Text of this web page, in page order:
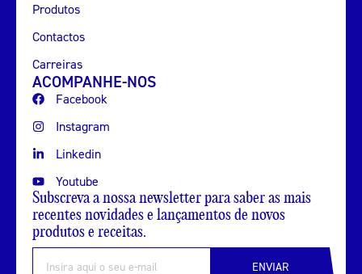
Produtos
Contactos
Carreiras
ACOMPANHE-NOS
Facebook
Instagram
Linkedin
Youtube
Subscreva a nossa newsletter para saber as mais
recentes novidades e lançamentos de novos
produtos e receitas.
ENVIAR